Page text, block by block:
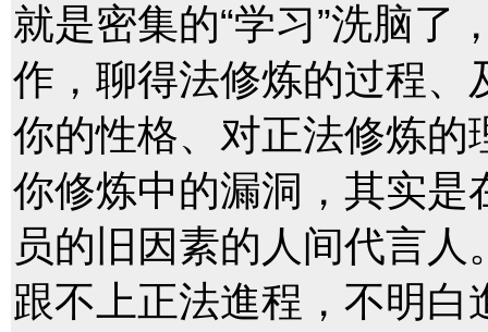
就是密集的“学习”洗脑了
作，聊得法修炼的过程
你的性格、对正法修炼
你修炼中的漏洞，其实
员的旧因素的人间代言人
跟不上正法進程，不明